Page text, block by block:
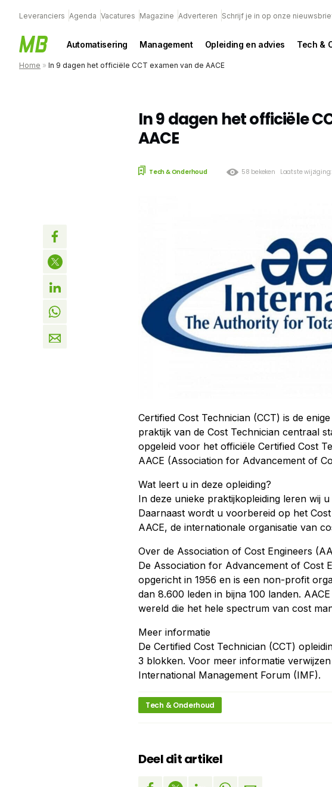
Leveranciers Agenda Vacatures Magazine Adverteren Schrijf je in op onze
Automatisering Management Opleiding en advies Tech &
Home » In 9 dagen het officiële CCT examen van de AACE
In 9 dagen het officiële
AACE
Tech & Onderhoud 58 bekeken Laatste
Certified Cost Technician (CCT) is de
praktijk van de Cost Technician centraal
opgeleid voor het officiële Certified Cost
AACE (Association for Advancement of
Wat leert u in deze opleiding?
In deze unieke praktijkopleiding leren wij
Daarnaast wordt u voorbereid op het
AACE, de internationale organisatie van
Over de Association of Cost Engineers
De Association for Advancement of Cost
opgericht in 1956 en is een non-profit
dan 8.600 leden in bijna 100 landen.
wereld die het hele spectrum van cost
Meer informatie
De Certified Cost Technician (CCT)
3 blokken. Voor meer informatie
International Management Forum (IMF).
Tech & Onderhoud
Deel dit artikel